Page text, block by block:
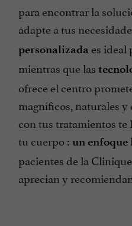
para encontrar la
adapte a tus
personalizada es ideal
mientras que las
ofrece el centro
magníficos, naturales
con tus tratamientos te
tu cuerpo : un enfoque
pacientes de la
aprecian y